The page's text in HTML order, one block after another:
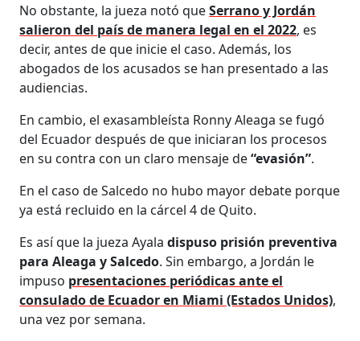
No obstante, la jueza notó queSerrano y Jordán
salieron del país de manera legal en el 2022, es
decir, antes de que inicie el caso. Además, los
abogados de los acusados se han presentado a las
audiencias.
En cambio, el exasambleísta Ronny Aleaga se fugó
del Ecuador después de que iniciaran los procesos
en su contra con un claro mensaje de“evasión”.
En el caso de Salcedo no hubo mayor debate porque
ya está recluido en la cárcel 4 de Quito.
Es así que la jueza Ayaladispuso prisión preventiva
para Aleaga y Salcedo. Sin embargo, a Jordán le
impuso presentaciones periódicas ante el
consulado de Ecuador en Miami (Estados Unidos),
una vez por semana.